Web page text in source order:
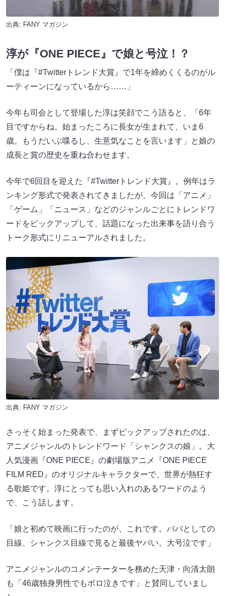
出典: FANY マガジン
淳が『ONE PIECE』で娘と号泣！？
「僕は『#Twitterトレンド大賞』で1年を締めくくるのがル
ーティーンになっているから……」
今年も司会として登場した淳は笑顔でこう語ると、「6年
目ですからね。始まったころに長女が生まれて、いま6
歳。もうだいぶ喋るし、生意気なことを言います」と娘の
成長と賞の歴史を重ね合わせます。
今年で6回目を迎えた『#Twitterトレンド大賞』。例年はラ
ンキング形式で発表されてきましたが、今回は「アニメ」
「ゲーム」「ニュース」などのジャンルごとにトレンドワ
ードをピックアップして、話題になった出来事を語り合う
トーク形式にリニューアルされました。
出典: FANY マガジン
さっそく始まった発表で、まずピックアップされたのは、
アニメジャンルのトレンドワード「シャンクスの娘」。大
人気漫画『ONE PIECE』の劇場版アニメ『ONE PIECE
FILM RED』のオリジナルキャラクターで、世界が熱狂す
る歌姫です。淳にとっても思い入れのあるワードのよう
で、こう話します。
「娘と初めて映画に行ったのが、これです。パパとしての
目線、シャンクス目線で見ると最後ヤバい。大号泣です」
アニメジャンルのコメンテーターを務めた天津・向清太朗
も「46歳独身男性でもボロ泣きです」と賛同していまし